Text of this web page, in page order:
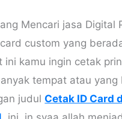
Mencari jasa Digital
custom yang
ini kamu ingin cetak
tempat atau yang
judul Cetak ID Card